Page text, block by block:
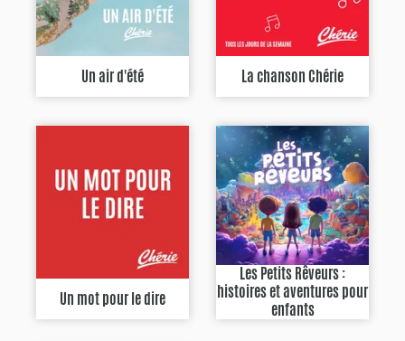
Un air d'été La chanson Chérie
Un mot pour le dire
Les Petits Rêveurs :
histoires et aventures pour
enfants